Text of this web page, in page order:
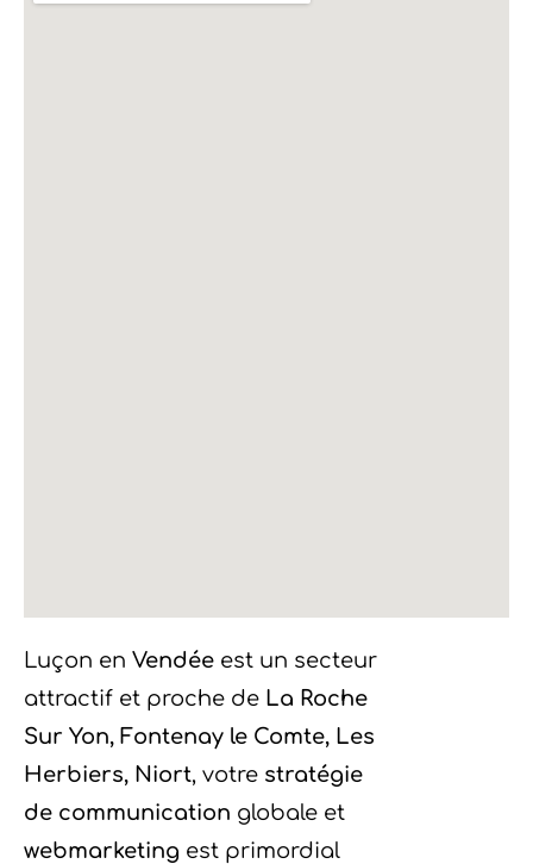
Luçon en Vendée est un secteur
attractif et proche de La Roche
Sur Yon, Fontenay le Comte, Les
Herbiers, Niort, votre stratégie
de communication globale et
webmarketing est primordial